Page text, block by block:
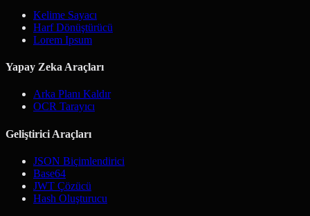
Kelime Sayacı
Harf Dönüştürücü
Lorem Ipsum
Yapay Zeka Araçları
Arka Planı Kaldır
OCR Tarayıcı
Geliştirici Araçları
JSON Biçimlendirici
Base64
JWT Çözücü
Hash Oluşturucu